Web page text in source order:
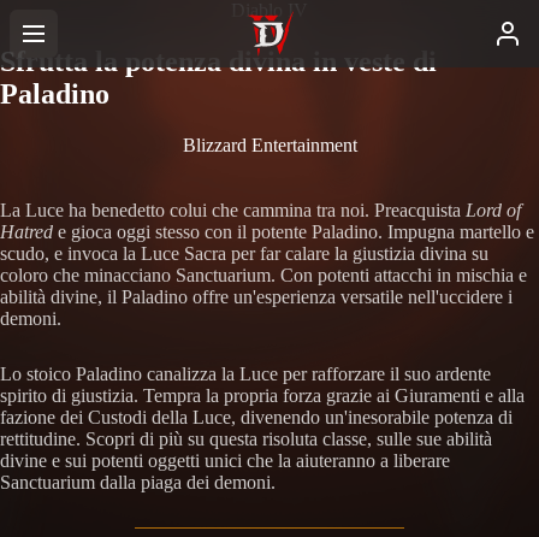
Diablo IV
Sfrutta la potenza divina in veste di
Paladino
Blizzard Entertainment
La Luce ha benedetto colui che cammina tra noi. Preacquista Lord of
Hatred e gioca oggi stesso con il potente Paladino. Impugna martello e
scudo, e invoca la Luce Sacra per far calare la giustizia divina su
coloro che minacciano Sanctuarium. Con potenti attacchi in mischia e
abilità divine, il Paladino offre un'esperienza versatile nell'uccidere i
demoni.
Lo stoico Paladino canalizza la Luce per rafforzare il suo ardente
spirito di giustizia. Tempra la propria forza grazie ai Giuramenti e alla
fazione dei Custodi della Luce, divenendo un'inesorabile potenza di
rettitudine. Scopri di più su questa risoluta classe, sulle sue abilità
divine e sui potenti oggetti unici che la aiuteranno a liberare
Sanctuarium dalla piaga dei demoni.